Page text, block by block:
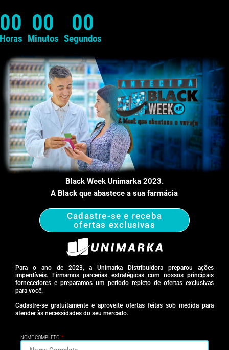
00 00
Minutos
00
Segundos
Black Week Unimarka 2023.
A Black que abastece a sua farmácia
Cadastre-se e receba
ofertas exclusivas
Para o ano de 2023, a Unimarka Distribuidora preparou ações
imperdíveis. Firmamos parcerias estratégicas com nossos principais
fornecedores e preparamos um período repleto de ofertas exclusivas
para você.
Cadastre-se gratuitamente e aproveite ofertas feitas sob medida para
atender às necessidades do seu mercado.
NOME COMPLETO